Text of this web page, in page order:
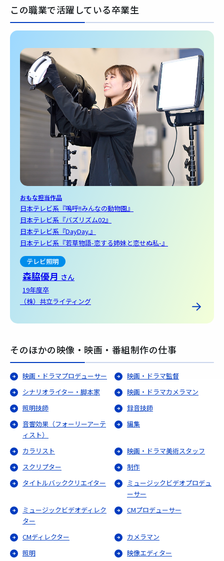
この職業で活躍している卒業生
おもな担当作品
日本テレビ系『嗚呼!!みんなの動物園』
日本テレビ系『バズリズム02』
日本テレビ系『DayDay.』
日本テレビ系『若草物語-恋する姉妹と恋せぬ私-』
テレビ照明
森脇優月 さん
19年度卒
（株）共立ライティング
そのほかの映像・映画・番組制作の仕事
映画・ドラマプロデューサー
映画・ドラマ監督
シナリオライター・脚本家
映画・ドラマカメラマン
照明技師
録音技師
音響効果（フォーリーアーテ
ィスト）
編集
カラリスト
映画・ドラマ美術スタッフ
スクリプター
制作
タイトルバッククリエイター
ミュージックビデオプロデュ
ーサー
ミュージックビデオディレク
ター
CMプロデューサー
CMディレクター
カメラマン
照明
映像エディター